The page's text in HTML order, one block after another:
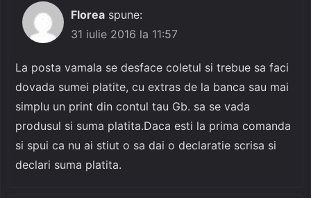
Florea spune:
31 iulie 2016 la 11:57
La posta vamala se desface coletul si trebue sa faci
dovada sumei platite, cu extras de la banca sau mai
simplu un print din contul tau Gb. sa se vada
produsul si suma platita.Daca esti la prima comanda
si spui ca nu ai stiut o sa dai o declaratie scrisa si
declari suma platita.